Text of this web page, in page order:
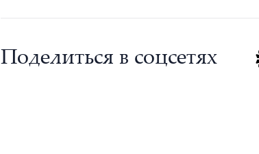
Поделиться в соцсетях